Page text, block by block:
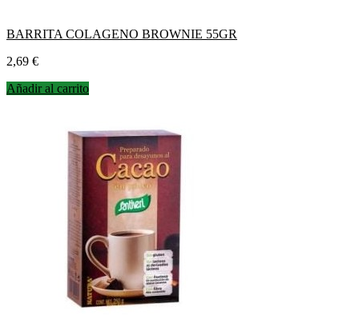
BARRITA COLAGENO BROWNIE 55GR
Precio
2,69 €
Añadir al carrito